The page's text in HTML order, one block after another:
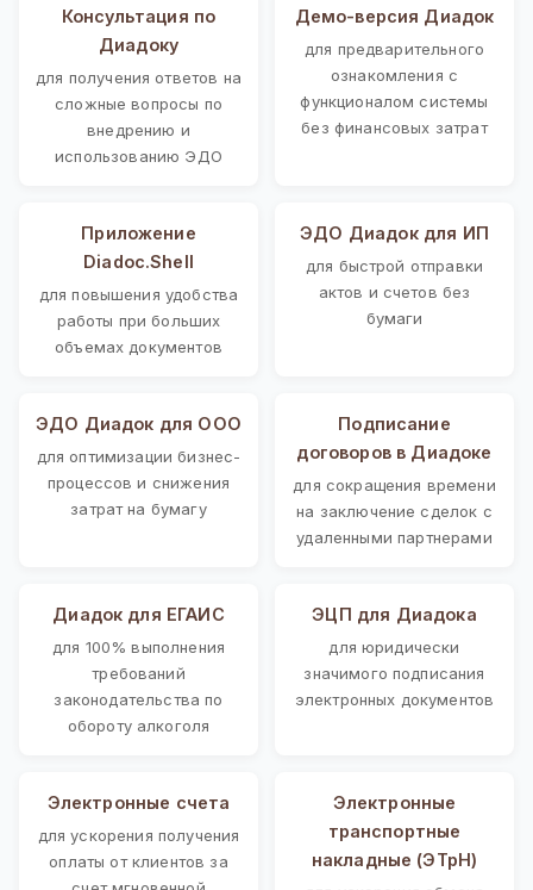
Консультация по
Диадоку
для получения ответов на
сложные вопросы по
внедрению и
использованию ЭДО
Демо-версия Диадок
для предварительного
ознакомления с
функционалом системы
без финансовых затрат
Приложение
Diadoc.Shell
для повышения удобства
работы при больших
объемах документов
ЭДО Диадок для ИП
для быстрой отправки
актов и счетов без
бумаги
ЭДО Диадок для ООО
для оптимизации бизнес-
процессов и снижения
затрат на бумагу
Подписание
договоров в Диадоке
для сокращения времени
на заключение сделок с
удаленными партнерами
Диадок для ЕГАИС
для 100% выполнения
требований
законодательства по
обороту алкоголя
ЭЦП для Диадока
для юридически
значимого подписания
электронных документов
Электронные счета
для ускорения получения
оплаты от клиентов за
Электронные
транспортные
накладные (ЭТрН)